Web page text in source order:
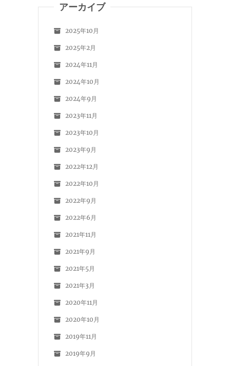
アーカイブ
2025年10月
2025年2月
2024年11月
2024年10月
2024年9月
2023年11月
2023年10月
2023年9月
2022年12月
2022年10月
2022年9月
2022年6月
2021年11月
2021年9月
2021年5月
2021年3月
2020年11月
2020年10月
2019年11月
2019年9月